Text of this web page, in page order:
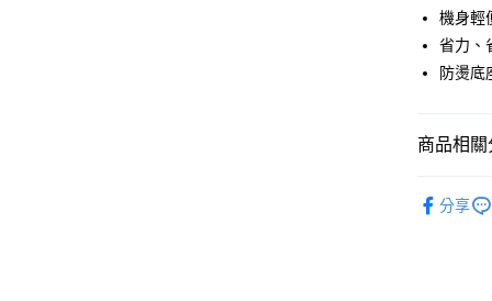
運送方式
免運費
機身輕
省力、
防燙底
商品相關
分享